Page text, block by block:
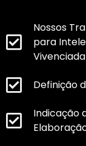
Nossos
para
Vivenciada
Definição
Indicação